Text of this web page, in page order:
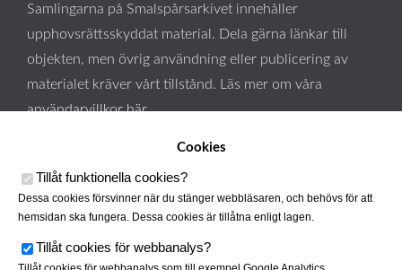
Samlingarna på Smalspårsarkivet innehåller
upphovsrättsskyddat material. Dela gärna länkar till
objekten, men övrig användning eller publicering av
materialet kräver vårt tillstånd. Läs mer om våra
användarvillkor här.
Cookies
Tillåt funktionella cookies?
Dessa cookies försvinner när du stänger webbläsaren, och behövs för att
hemsidan ska fungera. Dessa cookies är tillåtna enligt lagen.
Tillåt cookies för webbanalys?